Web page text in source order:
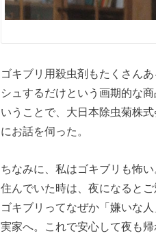
ゴキブリ用殺虫剤もたくさん
シュするだけという画期的な
いうことで、大日本除虫菊株
にお話を伺った。
ちなみに、私はゴキブリも怖
住んでいた時は、夜になると
ゴキブリってなぜか「嫌いな
実家へ。これで安心して夜も帰